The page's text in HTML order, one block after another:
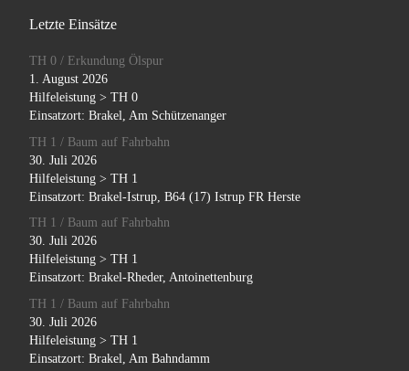
Letzte Einsätze
TH 0 / Erkundung Ölspur
1. August 2026
Hilfeleistung > TH 0
Einsatzort: Brakel, Am Schützenanger
TH 1 / Baum auf Fahrbahn
30. Juli 2026
Hilfeleistung > TH 1
Einsatzort: Brakel-Istrup, B64 (17) Istrup FR Herste
TH 1 / Baum auf Fahrbahn
30. Juli 2026
Hilfeleistung > TH 1
Einsatzort: Brakel-Rheder, Antoinettenburg
TH 1 / Baum auf Fahrbahn
30. Juli 2026
Hilfeleistung > TH 1
Einsatzort: Brakel, Am Bahndamm